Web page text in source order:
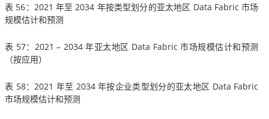
表 56：2021 年至 2034 年按类型划分的亚太地区 Data Fabric 市场
规模估计和预测
表 57：2021 – 2034 年亚太地区 Data Fabric 市场规模估计和预测
（按应用）
表 58：2021 年至 2034 年按企业类型划分的亚太地区 Data Fabric
市场规模估计和预测